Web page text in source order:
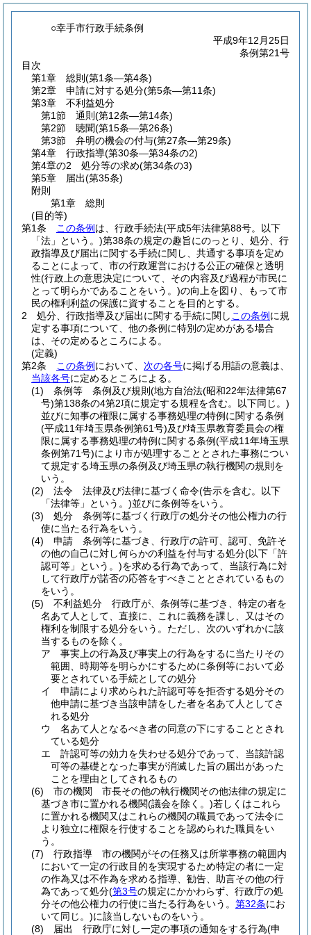
○幸手市行政手続条例
平成9年12月25日
条例第21号
目次
第1章
総則 (第1条―第4条)
第2章
申請に対する処分(第5条―第11条)
第3章
不利益処分
第1節
通則 (第12条―第14条)
第2節
聴聞(第15条―第26条)
第3節
弁明の機会の付与(第27条―第29条)
第4章
行政指導(第30条―第34条の2)
第4章の2
処分等の求め(第34条の3)
第5章
届出(第35条)
附則
第1章
総則
(目的等)
第1条
この条例 は、行政手続法(平成5年法律第88号。以下
「法」という。)第38条の規定の趣旨にのっとり、処分、行
政指導及び届出に関する手続に関し、共通する事項を定め
ることによって、市の行政運営における公正の確保と透明
性(行政上の意思決定について、その内容及び過程が市民に
とって明らかであることをいう。)の向上を図り、もって市
民の権利利益の保護に資することを目的とする。
2
処分、行政指導及び届出に関する手続に関し この条例 に規
定する事項について、他の条例に特別の定めがある場合
は、その定めるところによる。
(定義)
第2条
この条例 において、 次の各号に掲げる用語の意義は、
当該各号に定めるところによる。
(1)
条例等 条例及び規則 (地方自治法(昭和22年法律第67
号)第138条の4第2項に規定する規程を含む。以下同じ。)
並びに知事の権限に属する事務処理の特例に関する条例
(平成11年埼玉県条例第61号)及び埼玉県教育委員会の権
限に属する事務処理の特例に関する条例(平成11年埼玉県
条例第71号)により市が処理することとされた事務につい
て規定する埼玉県の条例及び埼玉県の執行機関の規則を
いう。
(2)
法令 法律及び法律に基づく命令(告示を含む。以下
「法律等」という。)並びに条例等をいう。
(3)
処分 条例等に基づく行政庁の処分その他公権力の行
使に当たる行為をいう。
(4)
申請 条例等に基づき、行政庁の許可、認可、免許そ
の他の自己に対し何らかの利益を付与する処分(以下「許
認可等」という。)を求める行為であって、当該行為に対
して行政庁が諾否の応答をすべきこととされているもの
をいう。
(5)
不利益処分 行政庁が、条例等に基づき、特定の者を
名あて人として、直接に、これに義務を課し、又はその
権利を制限する処分をいう。 ただし、次のいずれかに該
当するものを除く。
ア
事実上の行為及び事実上の行為をするに当たりその
範囲、時期等を明らかにするために条例等において必
要とされている手続としての処分
イ
申請により求められた許認可等を拒否する処分その
他申請に基づき当該申請をした者を名あて人としてさ
れる処分
ウ
名あて人となるべき者の同意の下にすることとされ
ている処分
エ
許認可等の効力を失わせる処分であって、当該許認
可等の基礎となった事実が消滅した旨の届出があった
ことを理由としてされるもの
(6)
市の機関 市長その他の執行機関その他法律の規定に
基づき市に置かれる機関(議会を除く。)若しくはこれら
に置かれる機関又はこれらの機関の職員であって法令に
より独立に権限を行使することを認められた職員をい
う。
(7)
行政指導 市の機関がその任務又は所掌事務の範囲内
において一定の行政目的を実現するため特定の者に一定
の作為又は不作為を求める指導、勧告、助言その他の行
為であって処分(第3号の規定にかかわらず、行政庁の処
分その他公権力の行使に当たる行為をいう。 第32条にお
いて同じ。)に該当しないものをいう。
(8)
届出 行政庁に対し一定の事項の通知をする行為(申